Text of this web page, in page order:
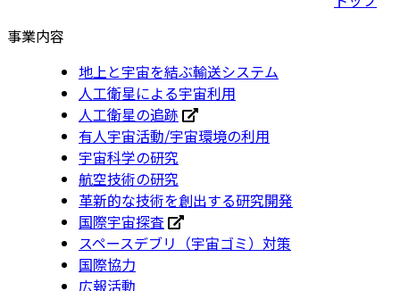
事業内容
地上と宇宙を結ぶ輸送システム
人工衛星による宇宙利用
人工衛星の追跡
有人宇宙活動/宇宙環境の利用
宇宙科学の研究
航空技術の研究
革新的な技術を創出する研究開発
国際宇宙探査
スペースデブリ（宇宙ゴミ）対策
国際協力
広報活動